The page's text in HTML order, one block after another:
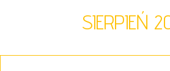
SIERPIEŃ